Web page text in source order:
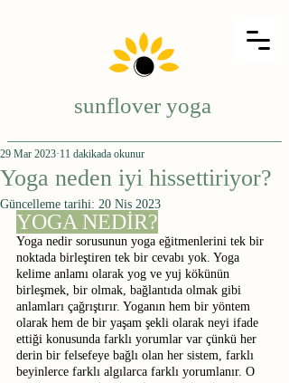
sunflover yoga
Yoga neden iyi hissettiriyor?
29 Mar 2023 11 dakikada okunur
Güncelleme tarihi: 20 Nis 2023
YOGA NEDİR?
Yoga nedir sorusunun yoga eğitmenlerini tek bir
noktada birleştiren tek bir cevabı yok. Yoga
kelime anlamı olarak yog ve yuj kökünün
birleşmek, bir olmak, bağlantıda olmak gibi
anlamları çağrıştırır. Yoganın hem bir yöntem
olarak hem de bir yaşam şekli olarak neyi ifade
ettiği konusunda farklı yorumlar var çünkü her
derin bir felsefeye bağlı olan her sistem, farklı
beyinlerce farklı algılarca farklı yorumlanır. O